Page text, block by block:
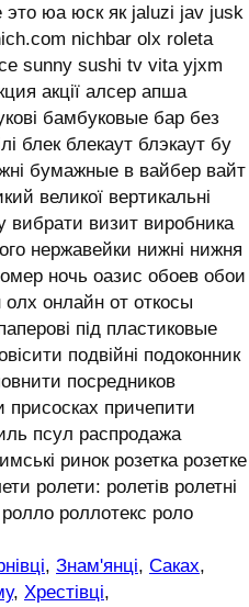
это юа юск як jaluzi jav jusk
nichbar olx roleta
sunny sushi tv vita yjxm
акції алсер апша
бамбуковые бар без
блек блекаут блэкаут бу
бумажные в вайбер вайт
великої вертикальні
вибрати визит виробника
нержавейки нижні нижня
ночь оазис обоев обои
олх онлайн от откосы
під пластиковые
подвійні подоконник
посредников
присосках причепити
псул распродажа
ринок розетка розетке
ролети: ролетів ролетні
роллотекс роло
, Знам'янці, Саках,
, Хрестівці,